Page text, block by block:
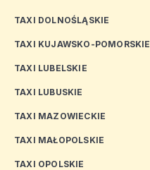
TAXI DOLNOŚLĄSKIE
TAXI KUJAWSKO-POMORSKIE
TAXI LUBELSKIE
TAXI LUBUSKIE
TAXI MAZOWIECKIE
TAXI MAŁOPOLSKIE
TAXI OPOLSKIE